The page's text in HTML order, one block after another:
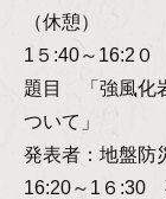
（休憩）
1５:40～16:2
題目 「強風化
ついて」
発表者：地盤
16:20～1６:30